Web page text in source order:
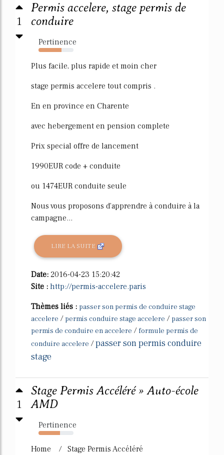
1
Permis accelere, stage permis de
conduire
Pertinence
66%
Plus facile, plus rapide et moin cher
stage permis accelere tout compris .
En en province en Charente
avec hebergement en pension complete
Prix special offre de lancement
1990EUR code + conduite
ou 1474EUR conduite seule
Nous vous proposons d'apprendre à conduire à la
campagne...
LIRE LA SUITE
Date: 2016-04-23 15:20:42
Site : http://permis-accelere.paris
Thèmes liés : passer son permis de conduire stage
accelere / permis conduire stage accelere / passer son
permis de conduire en accelere / formule permis de
conduire accelere /passer son permis conduire
stage
1
Stage Permis Accéléré » Auto-école
AMD
Pertinence
61%
Home / Stage Permis Accéléré